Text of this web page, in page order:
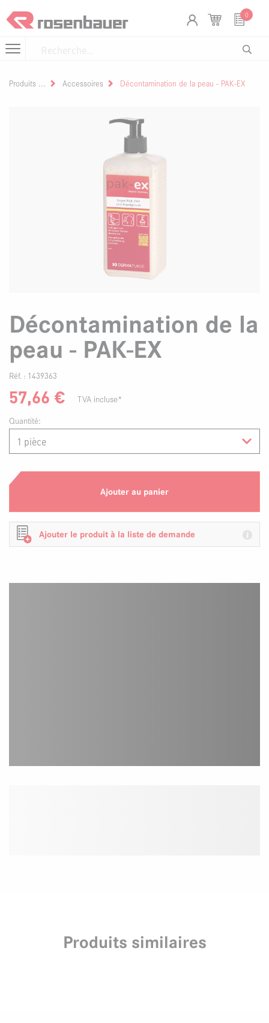
0
Produits Accessoires Décontamination de la peau - PAK-EX
Décontamination de la
peau - PAK-EX
Réf. : 1439363
57,66 €
TVA incluse*
Quantité:
Ajouter au panier
Ajouter le produit à la liste de demande
Produits similaires